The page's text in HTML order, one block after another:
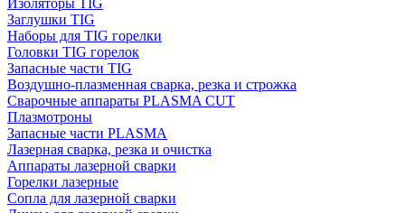
Изоляторы TIG
Заглушки TIG
Наборы для TIG горелки
Головки TIG горелок
Запасные части TIG
Воздушно-плазменная сварка, резка и строжка
Сварочные аппараты PLASMA CUT
Плазмотроны
Запасные части PLASMA
Лазерная сварка, резка и очистка
Аппараты лазерной сварки
Горелки лазерные
Сопла для лазерной сварки